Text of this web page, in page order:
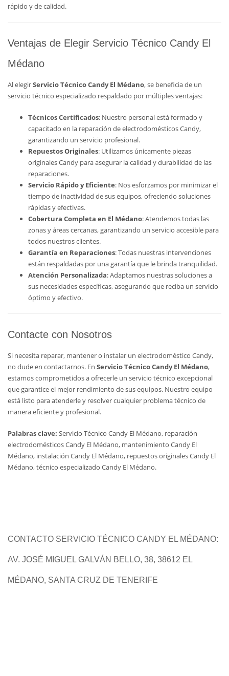
rápido y de calidad.
Ventajas de Elegir Servicio Técnico Candy El
Médano
Al elegirServicio Técnico Candy El Médano, se beneficia de un
servicio técnico especializado respaldado por múltiples ventajas:
Técnicos Certificados: Nuestro personal está formado y
capacitado en la reparación de electrodomésticos Candy,
garantizando un servicio profesional.
Repuestos Originales: Utilizamos únicamente piezas
originales Candy para asegurar la calidad y durabilidad de las
reparaciones.
Servicio Rápido y Eficiente: Nos esforzamos por minimizar el
tiempo de inactividad de sus equipos, ofreciendo soluciones
rápidas y efectivas.
Cobertura Completa en El Médano: Atendemos todas las
zonas y áreas cercanas, garantizando un servicio accesible para
todos nuestros clientes.
Garantía en Reparaciones: Todas nuestras intervenciones
están respaldadas por una garantía que le brinda tranquilidad.
Atención Personalizada: Adaptamos nuestras soluciones a
sus necesidades específicas, asegurando que reciba un servicio
óptimo y efectivo.
Contacte con Nosotros
Si necesita reparar, mantener o instalar un electrodoméstico Candy,
no dude en contactarnos. En Servicio Técnico Candy El Médano,
estamos comprometidos a ofrecerle un servicio técnico excepcional
que garantice el mejor rendimiento de sus equipos. Nuestro equipo
está listo para atenderle y resolver cualquier problema técnico de
manera eficiente y profesional.
Palabras clave: Servicio Técnico Candy El Médano, reparación
electrodomésticos Candy El Médano, mantenimiento Candy El
Médano, instalación Candy El Médano, repuestos originales Candy El
Médano, técnico especializado Candy El Médano.
CONTACTO SERVICIO TÉCNICO CANDY EL MÉDANO:
AV. JOSÉ MIGUEL GALVÁN BELLO, 38, 38612 EL
MÉDANO, SANTA CRUZ DE TENERIFE